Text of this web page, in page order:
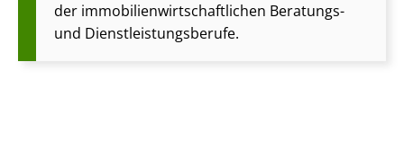
der im­mo­bi­li­en­wirt­schaft­li­chen Beratungs-
und Dienst­leis­tungs­be­ru­fe.